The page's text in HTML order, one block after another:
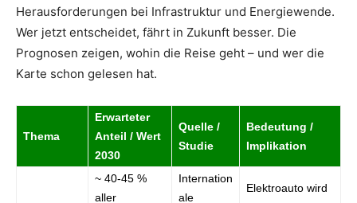
Herausforderungen bei Infrastruktur und Energiewende.
Wer jetzt entscheidet, fährt in Zukunft besser. Die
Prognosen zeigen, wohin die Reise geht – und wer die
Karte schon gelesen hat.
Thema
Erwarteter
Anteil / Wert
2030
Quelle /
Studie
Bedeutung /
Implikation
~ 40-45 %
aller
Internation
ale
Elektroauto wird